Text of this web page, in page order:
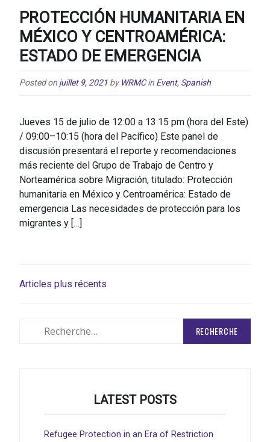
PROTECCIÓN HUMANITARIA EN
MÉXICO Y CENTROAMÉRICA:
ESTADO DE EMERGENCIA
Posted on juillet 9, 2021 by WRMC in Event, Spanish
Jueves 15 de julio de 12:00 a 13:15 pm (hora del Este)
/ 09:00–10:15 (hora del Pacífico) Este panel de
discusión presentará el reporte y recomendaciones
más reciente del Grupo de Trabajo de Centro y
Norteamérica sobre Migración, titulado: Protección
humanitaria en México y Centroamérica: Estado de
emergencia Las necesidades de protección para los
migrantes y […]
NAVIGATION
ARTICLES
Articles plus récents
LATEST POSTS
Refugee Protection in an Era of Restriction